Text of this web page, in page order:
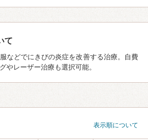
て
などでにきびの炎症を改善する治療。自費
やレーザー治療も選択可能。
表示順について